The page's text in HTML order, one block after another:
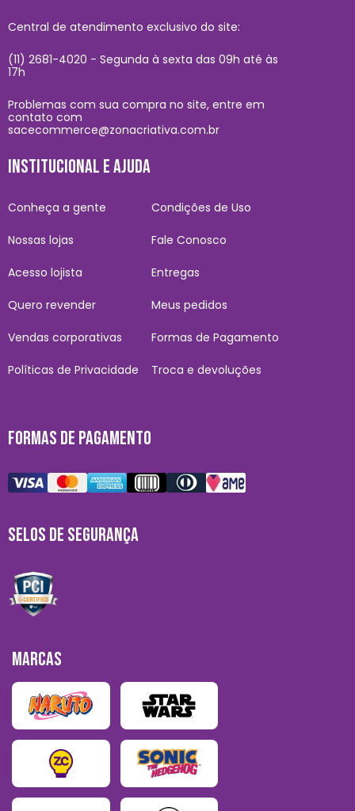
Central de atendimento exclusivo do site:
(11) 2681-4020 - Segunda à sexta das 09h até às
17h
Problemas com sua compra no site, entre em
contato com
sacecommerce@zonacriativa.com.br
INSTITUCIONAL E AJUDA
Conheça a gente
Nossas lojas
Acesso lojista
Quero revender
Vendas corporativas
Políticas de Privacidade
Condições de Uso
Fale Conosco
Entregas
Meus pedidos
Formas de Pagamento
Troca e devoluções
FORMAS DE PAGAMENTO
SELOS DE SEGURANÇA
MARCAS